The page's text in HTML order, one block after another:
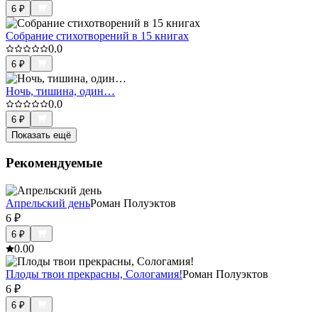
6 ₽
Собрание стихотворений в 15 книгах
0.0
6 ₽
Ночь, тишина, один…
0.0
6 ₽
Показать ещё
Рекомендуемые
Апрельский деньРоман Полуэктов
6 ₽
6 ₽
0.00
Плоды твои прекрасны, Сологамия!Роман Полуэктов
6 ₽
6 ₽